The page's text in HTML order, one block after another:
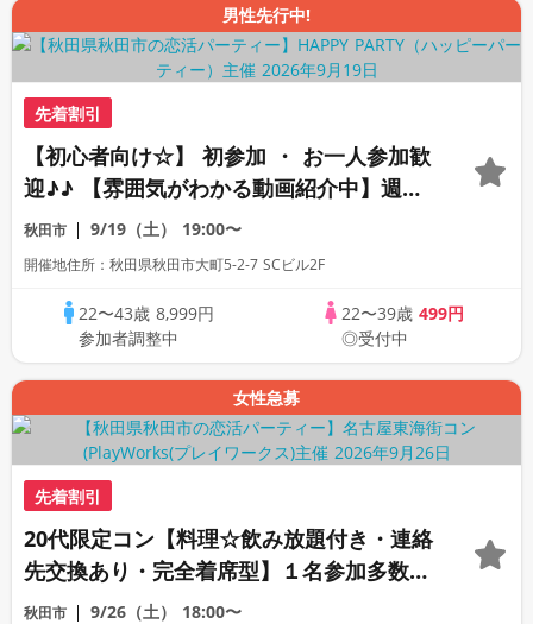
男性先行中!
先着割引
【初心者向け☆】 初参加 ・ お一人参加歓
迎♪♪ 【雰囲気がわかる動画紹介中】週末
プレミアム街コン
秋田市 9/19（土） 19:00〜
開催地住所：秋田県秋田市大町5-2-7 SCビル2F
22〜43歳 8,999円
参加者調整中
22〜39歳 499円
◎受付中
女性急募
先着割引
20代限定コン【料理☆飲み放題付き・連絡
先交換あり・完全着席型】１名参加多数・
初参加も大歓迎☆
秋田市 9/26（土） 18:00〜